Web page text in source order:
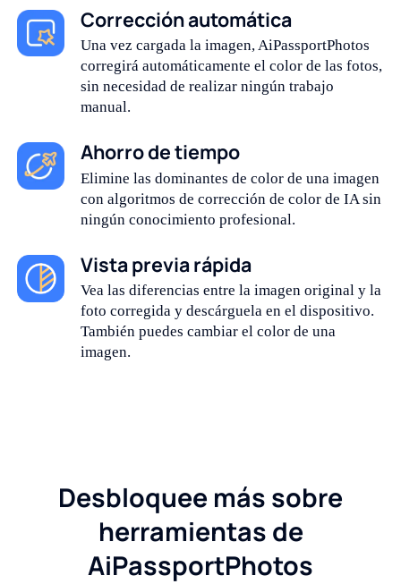
Corrección automática
Una vez cargada la imagen, AiPassportPhotos
corregirá automáticamente el color de las fotos,
sin necesidad de realizar ningún trabajo
manual.
Ahorro de tiempo
Elimine las dominantes de color de una imagen
con algoritmos de corrección de color de IA sin
ningún conocimiento profesional.
Vista previa rápida
Vea las diferencias entre la imagen original y la
foto corregida y descárguela en el dispositivo.
También puedes cambiar el color de una
imagen.
Desbloquee más sobre
herramientas de
AiPassportPhotos